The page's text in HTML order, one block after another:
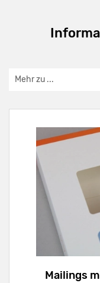
Mehr zu ...
Mailings